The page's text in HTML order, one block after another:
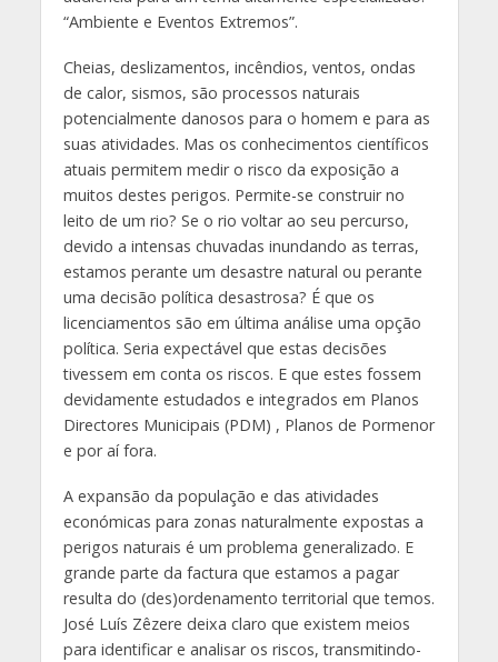
“Ambiente e Eventos Extremos”.
Cheias, deslizamentos, incêndios, ventos, ondas
de calor, sismos, são processos naturais
potencialmente danosos para o homem e para as
suas atividades. Mas os conhecimentos científicos
atuais permitem medir o risco da exposição a
muitos destes perigos. Permite-se construir no
leito de um rio? Se o rio voltar ao seu percurso,
devido a intensas chuvadas inundando as terras,
estamos perante um desastre natural ou perante
uma decisão política desastrosa? É que os
licenciamentos são em última análise uma opção
política. Seria expectável que estas decisões
tivessem em conta os riscos. E que estes fossem
devidamente estudados e integrados em Planos
Directores Municipais (PDM) , Planos de Pormenor
e por aí fora.
A expansão da população e das atividades
económicas para zonas naturalmente expostas a
perigos naturais é um problema generalizado. E
grande parte da factura que estamos a pagar
resulta do (des)ordenamento territorial que temos.
José Luís Zêzere deixa claro que existem meios
para identificar e analisar os riscos, transmitindo-